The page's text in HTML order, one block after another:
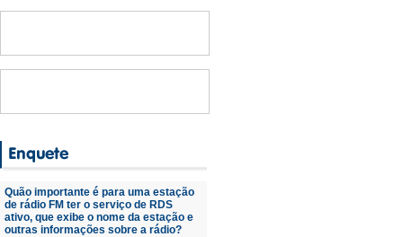
Quão importante é para uma estação
de rádio FM ter o serviço de RDS
ativo, que exibe o nome da estação e
outras informações sobre a rádio?